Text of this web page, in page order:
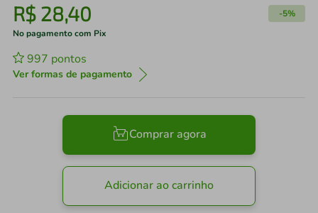
R$ 28,40 -5%
No pagamento com Pix
997 pontos
Ver formas de pagamento
Comprar agora
Adicionar ao carrinho